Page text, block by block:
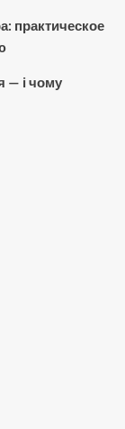
практическое
— і чому